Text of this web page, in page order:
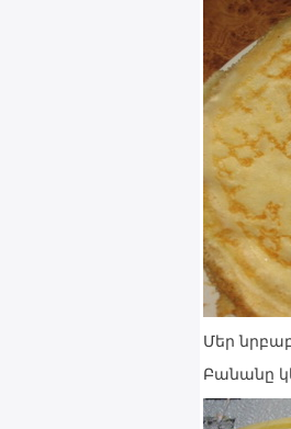
Մեր
Բանանը